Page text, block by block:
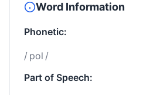
Word Information
Phonetic:
/ pol /
Part of Speech: